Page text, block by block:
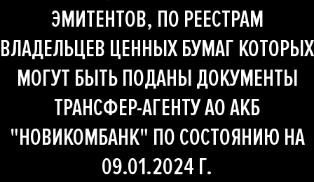
ЭМИТЕНТОВ, ПО РЕЕСТРАМ
ВЛАДЕЛЬЦЕВ ЦЕННЫХ БУМАГ КОТОРЫХ
МОГУТ БЫТЬ ПОДАНЫ ДОКУМЕНТЫ
ТРАНСФЕР-АГЕНТУ АО АКБ
"НОВИКОМБАНК" ПО СОСТОЯНИЮ НА
09.01.2024 Г.